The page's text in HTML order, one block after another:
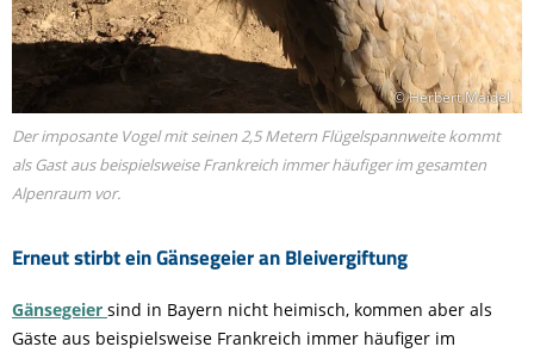
Erneut stirbt ein Gänsegeier an Bleivergiftung
© Herbert Maidel
Der imposante Vogel mit seinen 2,5 Metern Flügelspannweite kommt
als Gast aus beispielsweise Frankreich immer häufiger im gesamten
Alpenraum vor.
Gänsegeier sind in Bayern nicht heimisch, kommen aber als
Gäste aus beispielsweise Frankreich immer häufiger im